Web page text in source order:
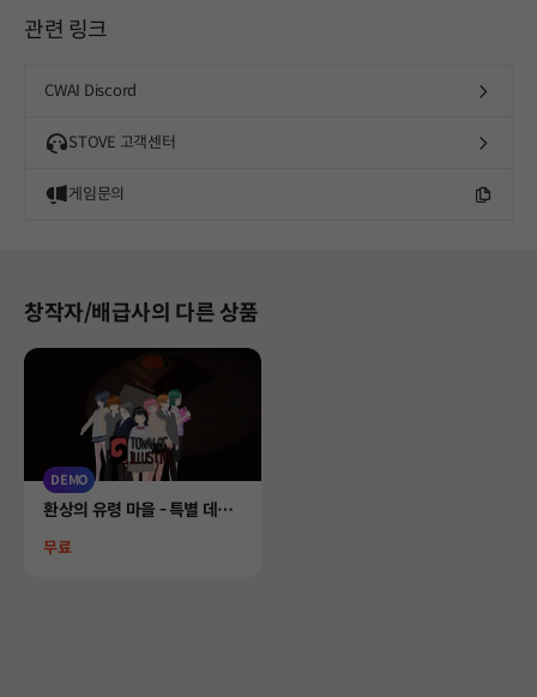
관련 링크
CWAI Discord
STOVE 고객센터
게임문의
창작자/배급사의 다른 상품
DEMO
Product
환상의 유령 마을 - 특별 데모
Price
무료